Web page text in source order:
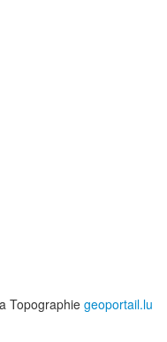
Topographiegeoportail.lu